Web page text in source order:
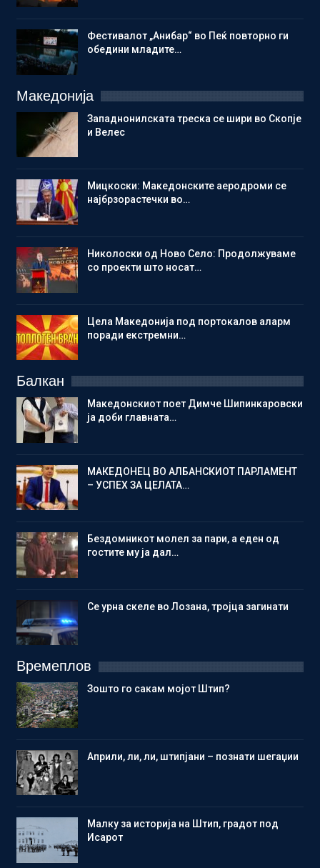
Фестивалот „Анибар“ во Пеќ повторно ги
обедини младите…
Македонија
Западнонилската треска се шири во Скопје
и Велес
Мицкоски: Македонските аеродроми се
најбрзорастечки во…
Николоски од Ново Село: Продолжуваме
со проекти што носат…
Цела Македонија под портокалов аларм
поради екстремни…
Балкан
Македонскиот поет Димче Шипинкаровски
ја доби главната…
МАКЕДОНЕЦ ВО АЛБАНСКИОТ ПАРЛАМЕНТ
– УСПЕХ ЗА ЦЕЛАТА…
Бездомникот молел за пари, а еден од
гостите му ја дал…
Се урна скеле во Лозана, тројца загинати
Времеплов
Зошто го сакам мојот Штип?
Aприли, ли, ли, штипјани – познати шегаџии
Малку за историја на Штип, градот под
Исарот